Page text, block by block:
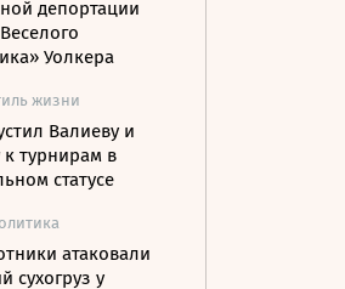
депортации
Уолкера
жизни
Валиеву и
к турнирам в
статусе
атаковали
сухогруз у